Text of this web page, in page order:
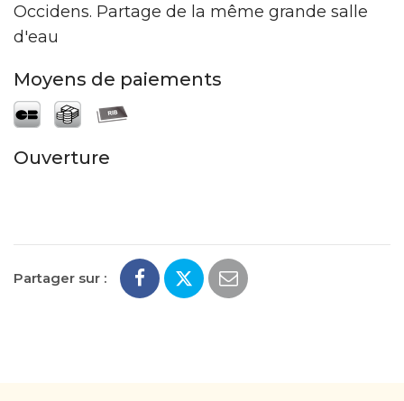
Occidens. Partage de la même grande salle
d'eau
Moyens de paiements
Ouverture
Partager sur :